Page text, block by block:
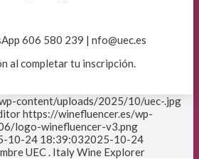
606 580 239 | nfo@uec.es
al completar tu inscripción.
content/uploads/2025/10/uec-.jpg
https://winefluencer.es/wp-
logo-winefluencer-v3.png
10-24 18:39:032025-10-24
UEC . Italy Wine Explorer